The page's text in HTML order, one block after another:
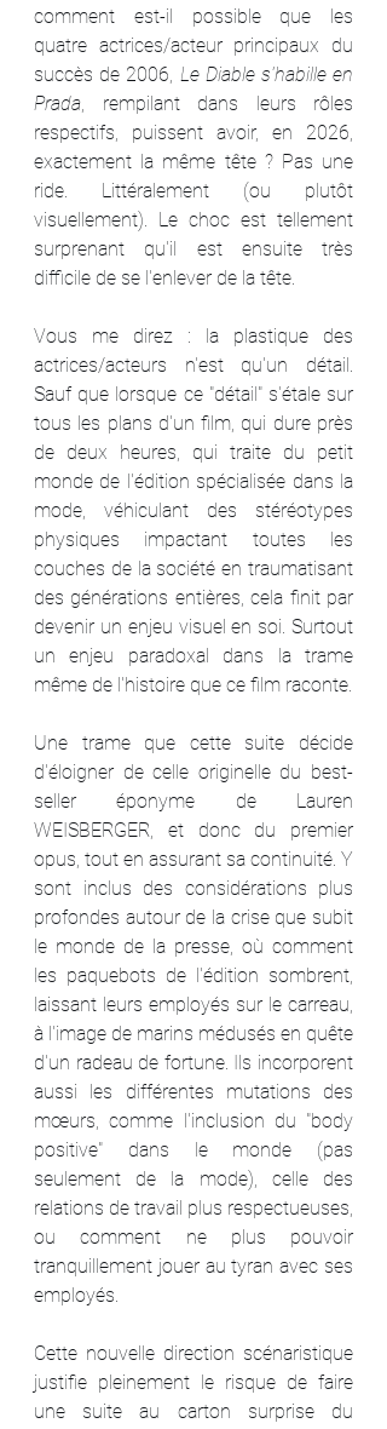
comment est-il possible que les
quatre actrices/acteur principaux du
succès de 2006, Le Diable s'habille en
Prada, rempilant dans leurs rôles
respectifs, puissent avoir, en 2026,
exactement la même tête ? Pas une
ride. Littéralement (ou plutôt
visuellement). Le choc est tellement
surprenant qu'il est ensuite très
difficile de se l'enlever de la tête.
Vous me direz : la plastique des
actrices/acteurs n'est qu'un détail.
Sauf que lorsque ce "détail" s'étale sur
tous les plans d'un film, qui dure près
de deux heures, qui traite du petit
monde de l'édition spécialisée dans la
mode, véhiculant des stéréotypes
physiques impactant toutes les
couches de la société en traumatisant
des générations entières, cela finit par
devenir un enjeu visuel en soi. Surtout
un enjeu paradoxal dans la trame
même de l'histoire que ce film raconte.
Une trame que cette suite décide
d'éloigner de celle originelle du best-
seller éponyme de Lauren
WEISBERGER, et donc du premier
opus, tout en assurant sa continuité. Y
sont inclus des considérations plus
profondes autour de la crise que subit
le monde de la presse, où comment
les paquebots de l'édition sombrent,
laissant leurs employés sur le carreau,
à l'image de marins médusés en quête
d'un radeau de fortune. Ils incorporent
aussi les différentes mutations des
mœurs, comme l'inclusion du "body
positive" dans le monde (pas
seulement de la mode), celle des
relations de travail plus respectueuses,
ou comment ne plus pouvoir
tranquillement jouer au tyran avec ses
employés.
Cette nouvelle direction scénaristique
justifie pleinement le risque de faire
une suite au carton surprise du